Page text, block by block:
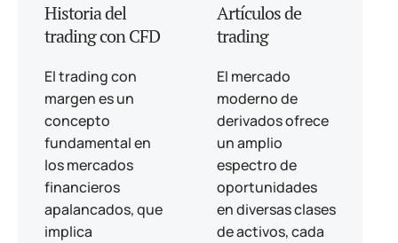
Historia del
trading con CFD
El trading con
margen es un
concepto
fundamental en
los mercados
financieros
apalancados, que
implica
Artículos de
trading
El mercado
moderno de
derivados ofrece
un amplio
espectro de
oportunidades
en diversas clases
de activos, cada